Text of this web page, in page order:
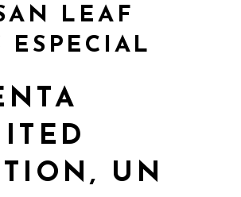
LEAF
ESPECIAL
UN